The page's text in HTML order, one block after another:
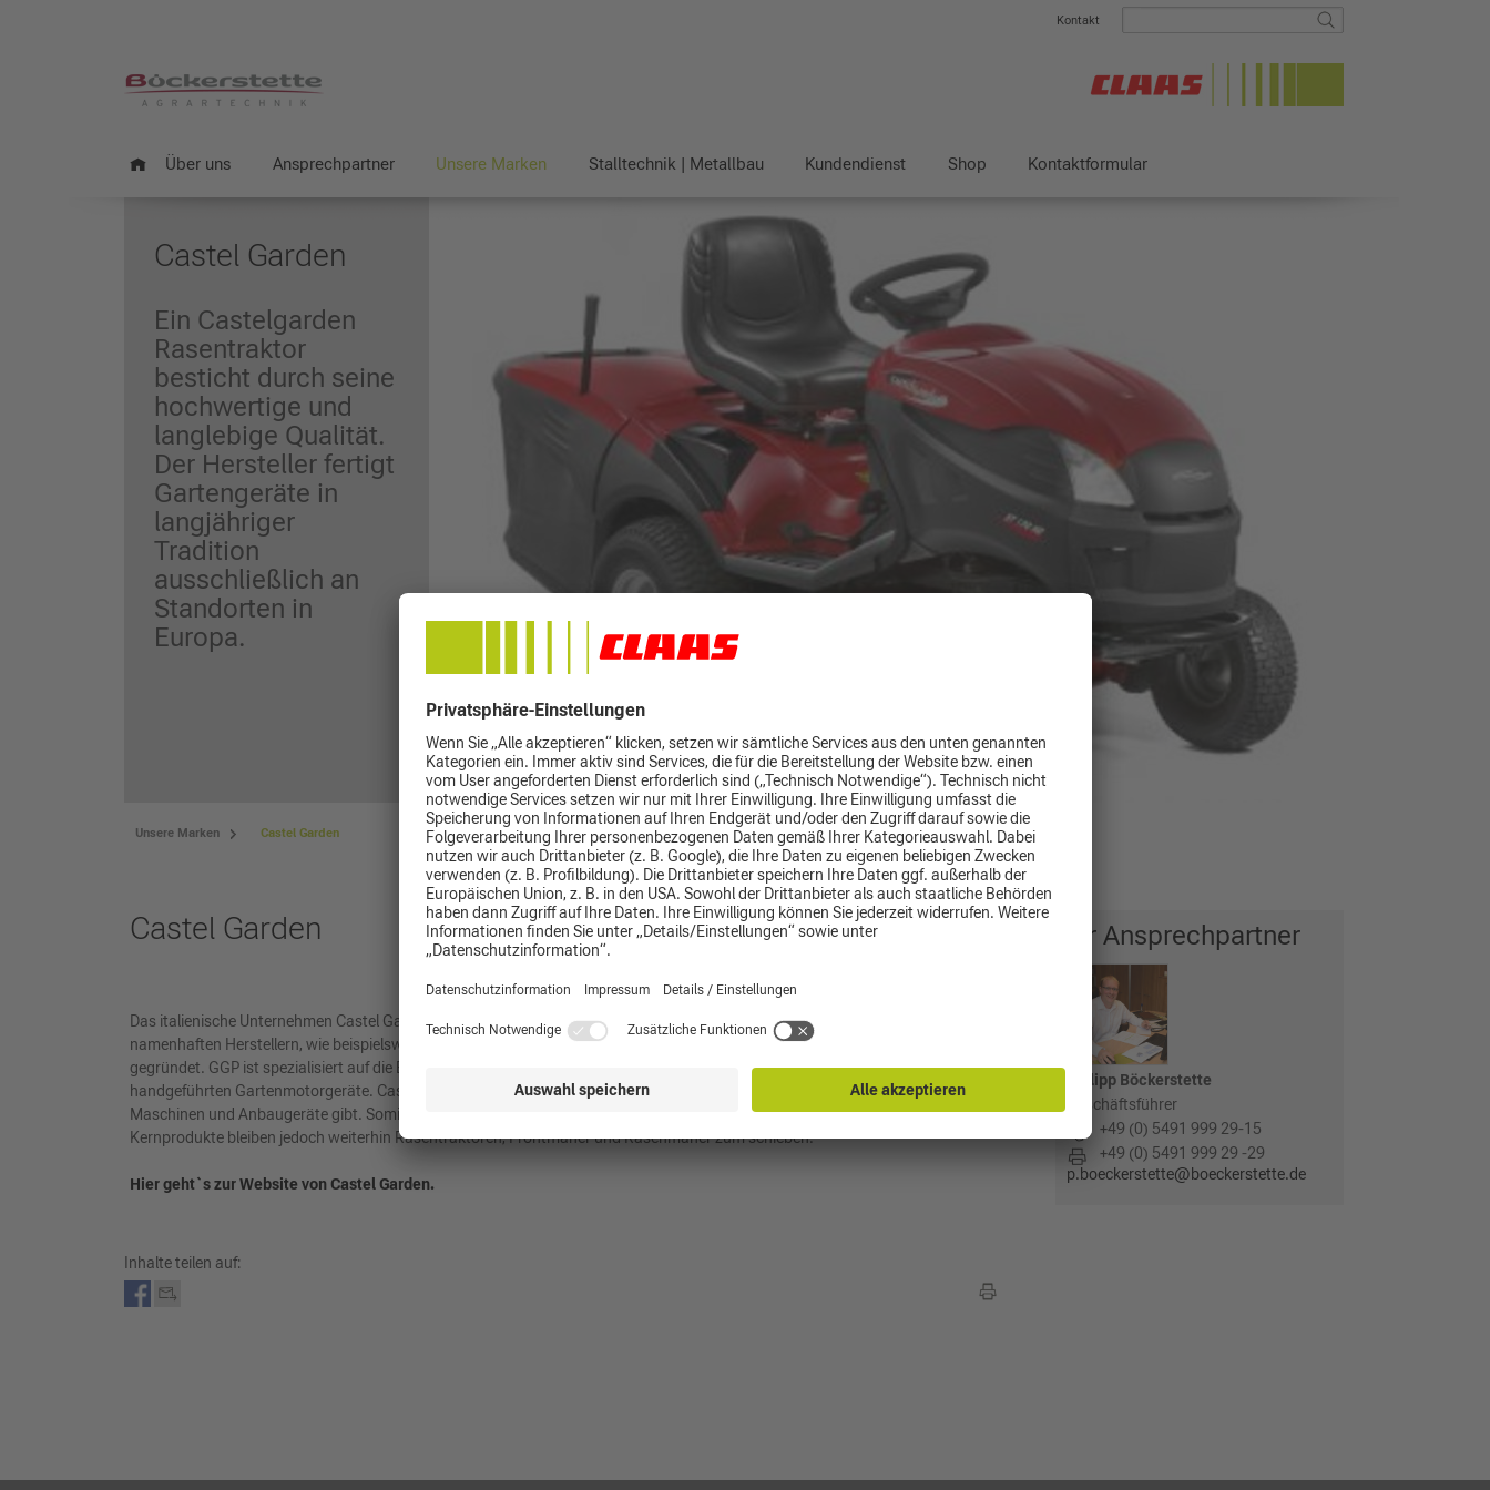
Kontakt
Über uns Ansprechpartner Unsere Marken Stalltechnik | Metallbau Kundendienst Shop Kontaktformular
Castel Garden
Ein Castelgarden
Rasentraktor
besticht durch seine
hochwertige und
langlebige Qualität.
Der Hersteller fertigt
Gartengeräte in
langjähriger
Tradition
ausschließlich an
Standorten in
Europa.
Unsere Marken Castel Garden
Castel Garden
Das italienische Unternehmen Castel Garden gründete sich 1962 in Castelfranco / Veneto. Es besteht eine Kooperation mit anderen
namenhaften Herstellern, wie beispielsweise Stiga oder Alpina. Im Rahmen dieser Kooperation wurde Global General Products (GGP)
gegründet. GGP ist spezialisiert auf die Entwicklung, Produktion und den Vertrieb ihrer Rasenmäher, Aufsitzmäher und der
handgeführten Gartenmotorgeräte. Castel Garden hat selbst ein Produktsortiment, in dem es für jede Jahreszeit passende
Maschinen und Anbaugeräte gibt. Somit ist das Unternehmen nicht mehr so stark an die Gartensaison gebunden wie vorher. Die
Kernprodukte bleiben jedoch weiterhin Rasentraktoren, Frontmäher und Rasenmäher zum schieben.
Hier geht`s zur Website von Castel Garden.
Inhalte teilen auf:
Ihr Ansprechpartner
Philipp Böckerstette
Geschäftsführer
+49 (0) 5491 999 29-15
+49 (0) 5491 999 29 -29
p.boeckerstette@boeckerstette.de